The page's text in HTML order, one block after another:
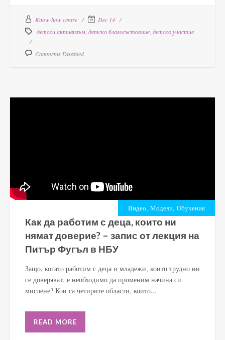
Know-how centre
Dec 14
детски активизъм детско благосъстояние детско участие
Comments Disabled
Видео, Модели, Обучения
Как да работим с деца, които ни
нямат доверие? – запис от лекция на
Питър Фугъл в НБУ
Защо, когато работим с деца и младежи, които трудно ни
се доверяват, е необходимо да променим начина си
мислене? Кои са четирите области, които...
READ MORE